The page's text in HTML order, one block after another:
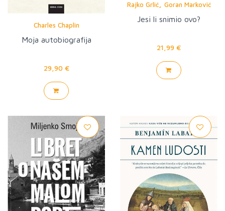
Charles Chaplin
Moja autobiografija
29,90 €
Rajko Grlić, Goran Marković
Jesi li snimio ovo?
21,99 €